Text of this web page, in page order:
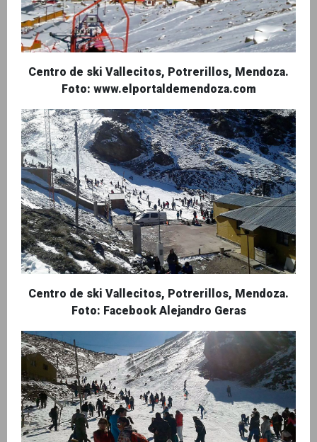
Centro de ski Vallecitos, Potrerillos, Mendoza.
Foto: www.elportaldemendoza.com
Centro de ski Vallecitos, Potrerillos, Mendoza.
Foto: Facebook Alejandro Geras